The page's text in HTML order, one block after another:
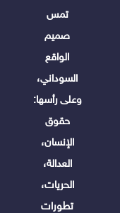
تمس
صميم
الواقع
السوداني،
وعلى رأسها:
حقوق
الإنسان،
العدالة،
الحريات،
تطورات